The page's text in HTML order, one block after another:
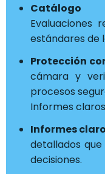
Catálogo
Evaluaciones
estándares de
Protección
cámara y
procesos
Informes
Informes
detallados
decisiones.